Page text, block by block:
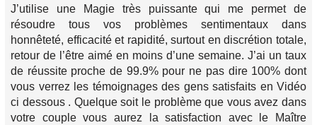
J’utilise une Magie très puissante qui me permet de
résoudre tous vos problèmes sentimentaux dans
honnêteté, efficacité et rapidité, surtout en discrétion totale,
retour de l’être aimé en moins d’une semaine. J’ai un taux
de réussite proche de 99.9% pour ne pas dire 100% dont
vous verrez les témoignages des gens satisfaits en Vidéo
ci dessous . Quelque soit le problème que vous avez dans
votre couple vous aurez la satisfaction avec le Maître